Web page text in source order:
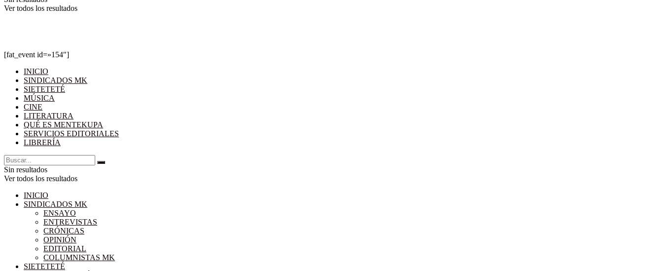
Ver todos los resultados
[fat_event id=»154″]
INICIO
SINDICADOS MK
SIETETETÉ
MÚSICA
CINE
LITERATURA
QUÉ ES MENTEKUPA
SERVICIOS EDITORIALES
LIBRERÍA
Sin resultados
Ver todos los resultados
INICIO
SINDICADOS MK
ENSAYO
ENTREVISTAS
CRÓNICAS
OPINIÓN
EDITORIAL
COLUMNISTAS MK
SIETETETÉ